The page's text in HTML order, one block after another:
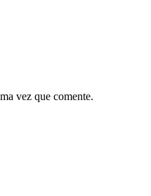
vez que comente.